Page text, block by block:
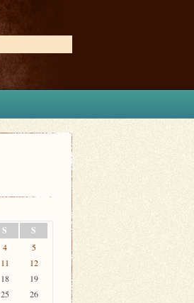
S S
4
5
11
12
18
19
25
26